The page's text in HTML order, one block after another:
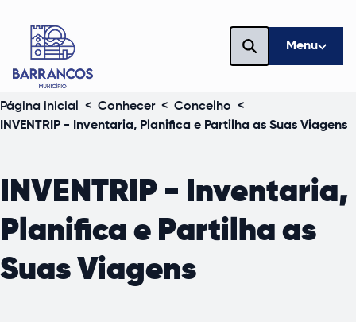
Menu
Página inicial < Conhecer< Concelho <
INVENTRIP - Inventaria, Planifica e Partilha as Suas Viagens
INVENTRIP - Inventaria,
Planifica e Partilha as
Suas Viagens